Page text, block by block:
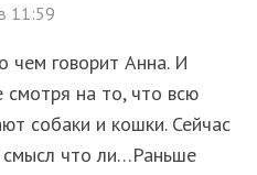
11:59
чем говорит Анна. И
на то, что всю
собаки и кошки. Сейчас
что ли…Раньше